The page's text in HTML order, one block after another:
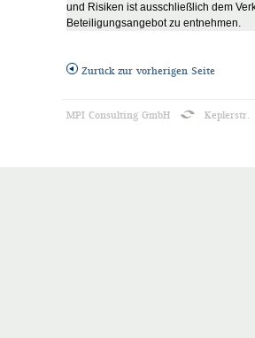
und Risiken ist ausschließlich dem
Beteiligungsangebot zu entnehmen.
Zurück zur vorherigen Seite
MPI Consulting GmbH Keplerstr.